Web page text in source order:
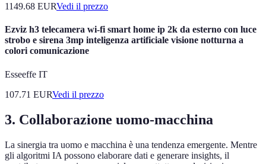
1149.68 EURVedi il prezzo
Ezviz h3 telecamera wi-fi smart home ip 2k da esterno con luce
strobo e sirena 3mp inteligenza artificiale visione notturna a
colori comunicazione
Esseeffe IT
107.71 EURVedi il prezzo
3. Collaborazione uomo-macchina
La sinergia tra uomo e macchina è una tendenza emergente. Mentre
gli algoritmi IA possono elaborare dati e generare insights, il